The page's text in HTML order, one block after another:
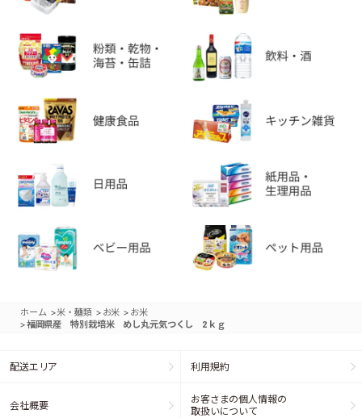
ホーム >米・麺類 > お米 > お米
>福岡県産 特別栽培米 めし丸元気つくし 2ｋｇ
配送エリア 利用規約
会社概要
お客さまの個人情報の
取扱いについて